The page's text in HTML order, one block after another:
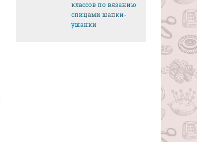
классов по вязанию
спицами шапки-
ушанки